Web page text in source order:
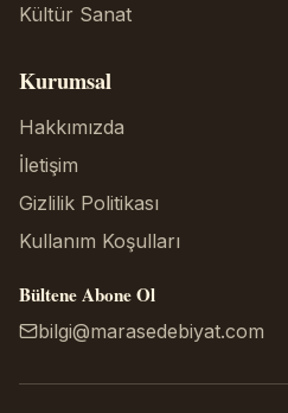
Kültür Sanat
Kurumsal
Hakkımızda
İletişim
Gizlilik Politikası
Kullanım Koşulları
Bültene Abone Ol
bilgi@marasedebiyat.com